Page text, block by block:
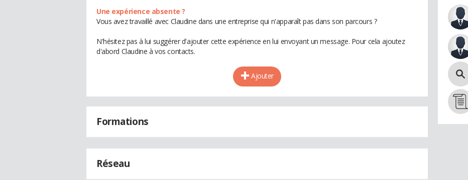
Une expérience absente ?
Vous avez travaillé avec Claudine dans une entreprise qui n'apparaît pas dans son parcours ?
N'hésitez pas à lui suggérer d'ajouter cette expérience en lui envoyant un message. Pour cela ajoutez
d'abord Claudine à vos contacts.
Ajouter
Formations
Réseau